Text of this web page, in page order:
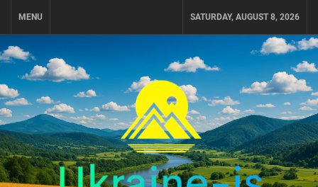
MENU SATURDAY, AUGUST 8, 2026